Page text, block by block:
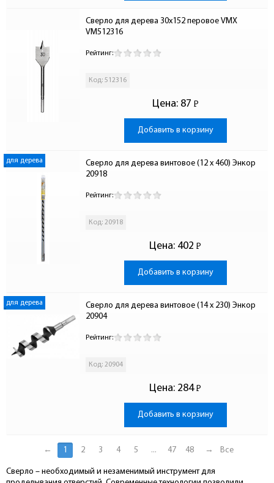
Сверло для дерева 30х152 перовое VMX
VM512316
Рейтинг:
Код: 512316
Цена: 87 Р
-
Добавить в корзину
для дерева
Сверло для дерева винтовое (12 x 460) Энкор
20918
Рейтинг:
Код: 20918
Цена: 402 Р
-
Добавить в корзину
для дерева
Сверло для дерева винтовое (14 x 230) Энкор
20904
Рейтинг:
Код: 20904
Цена: 284 Р
-
Добавить в корзину
← 1 2 3 4 5 ... 47 48 → Все
Сверло – необходимый и незаменимый инструмент для